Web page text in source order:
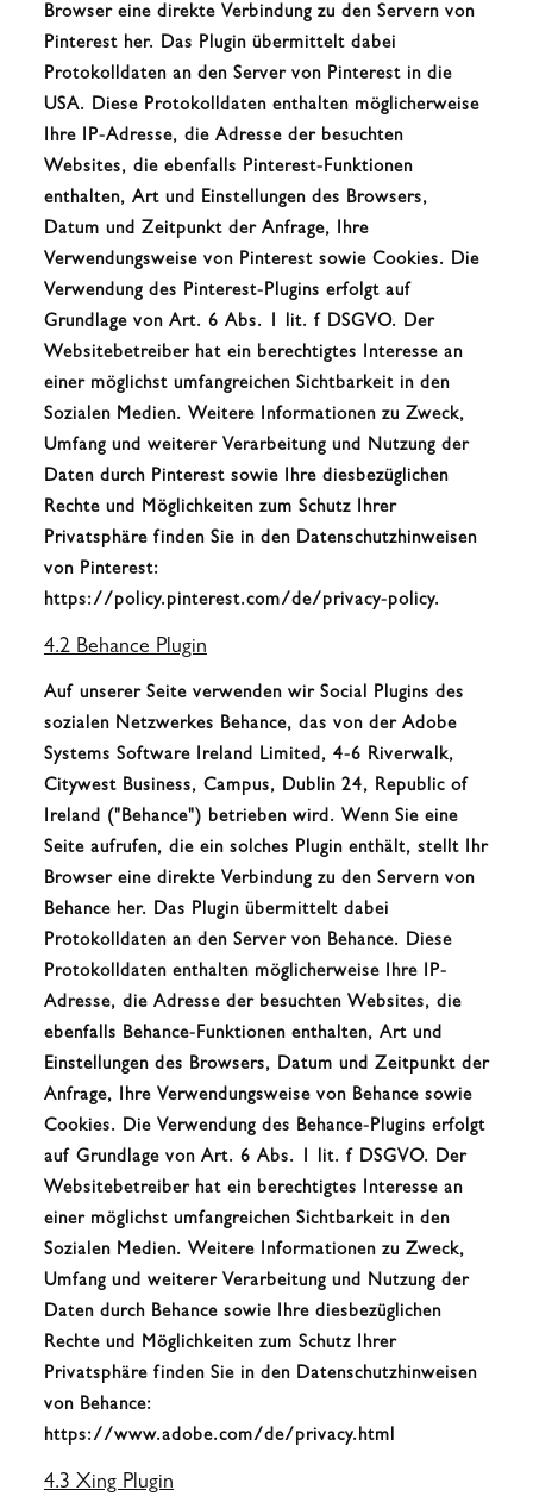
Browser eine direkte Verbindung zu den Servern von
Pinterest her. Das Plugin übermittelt dabei
Protokolldaten an den Server von Pinterest in die
USA. Diese Protokolldaten enthalten möglicherweise
Ihre IP-Adresse, die Adresse der besuchten
Websites, die ebenfalls Pinterest-Funktionen
enthalten, Art und Einstellungen des Browsers,
Datum und Zeitpunkt der Anfrage, Ihre
Verwendungsweise von Pinterest sowie Cookies. Die
Verwendung des Pinterest-Plugins erfolgt auf
Grundlage von Art. 6 Abs. 1 lit. f DSGVO. Der
Websitebetreiber hat ein berechtigtes Interesse an
einer möglichst umfangreichen Sichtbarkeit in den
Sozialen Medien. Weitere Informationen zu Zweck,
Umfang und weiterer Verarbeitung und Nutzung der
Daten durch Pinterest sowie Ihre diesbezüglichen
Rechte und Möglichkeiten zum Schutz Ihrer
Privatsphäre finden Sie in den Datenschutzhinweisen
von Pinterest:
https://policy.pinterest.com/de/privacy-policy.
4.2 Behance Plugin
Auf unserer Seite verwenden wir Social Plugins des
sozialen Netzwerkes Behance, das von der Adobe
Systems Software Ireland Limited, 4-6 Riverwalk,
Citywest Business, Campus, Dublin 24, Republic of
Ireland ("Behance") betrieben wird. Wenn Sie eine
Seite aufrufen, die ein solches Plugin enthält, stellt Ihr
Browser eine direkte Verbindung zu den Servern von
Behance her. Das Plugin übermittelt dabei
Protokolldaten an den Server von Behance. Diese
Protokolldaten enthalten möglicherweise Ihre IP-
Adresse, die Adresse der besuchten Websites, die
ebenfalls Behance-Funktionen enthalten, Art und
Einstellungen des Browsers, Datum und Zeitpunkt der
Anfrage, Ihre Verwendungsweise von Behance sowie
Cookies. Die Verwendung des Behance-Plugins erfolgt
auf Grundlage von Art. 6 Abs. 1 lit. f DSGVO. Der
Websitebetreiber hat ein berechtigtes Interesse an
einer möglichst umfangreichen Sichtbarkeit in den
Sozialen Medien. Weitere Informationen zu Zweck,
Umfang und weiterer Verarbeitung und Nutzung der
Daten durch Behance sowie Ihre diesbezüglichen
Rechte und Möglichkeiten zum Schutz Ihrer
Privatsphäre finden Sie in den Datenschutzhinweisen
von Behance:
https://www.adobe.com/de/privacy.html
4.3 Xing Plugin